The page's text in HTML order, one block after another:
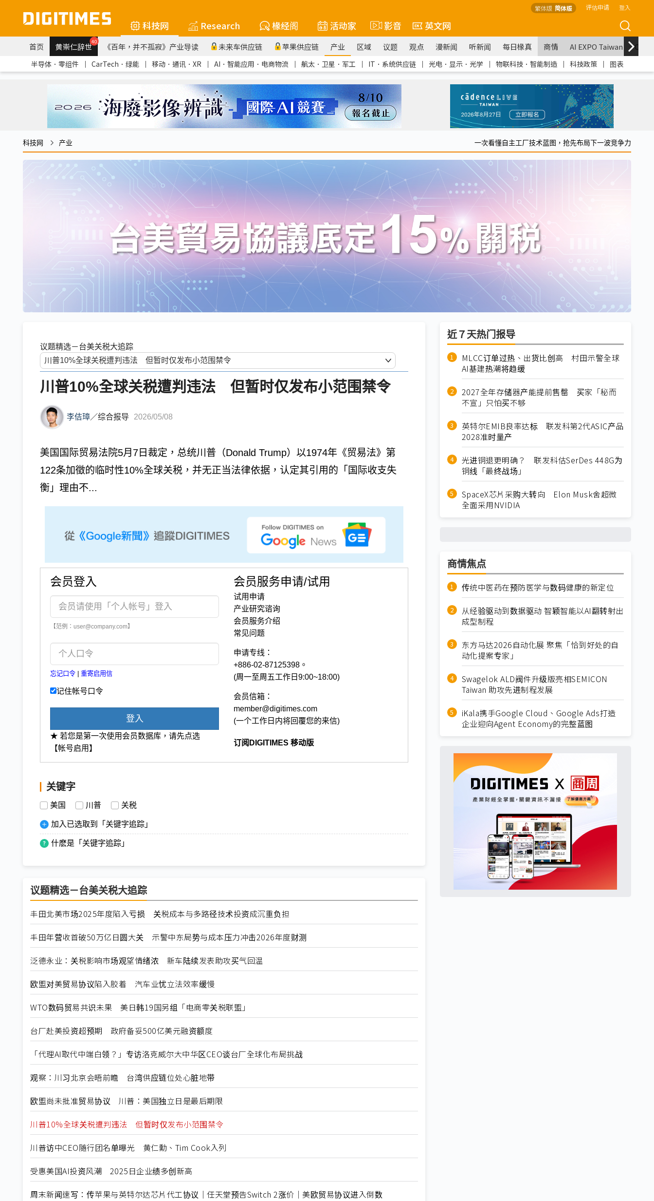
繁体版 简体版 评估申请 登入
科技网 Research 椽经阁 活动家 影音 英文网
首页 黄崇仁辞世40 《百年，并不孤寂》产业导读 未来车供应链 苹果供应链 产业 区域 议题 观点 漫新闻 听新闻 每日椽真 商情 AI EXPO Taiwan
半导体．零组件 ｜ CarTech．绿能 ｜ 移动．通讯．XR ｜ AI．智能应用．电商物流 ｜ 航太．卫星．军工 ｜ IT．系统供应链 ｜ 光电．显示．光学 ｜ 物联科技．智能制造 ｜ 科技政策 ｜ 图表
科技网 产业 一次看懂自主工厂技术蓝图，抢先布局下一波竞争力
议题精选－台美关税大追踪
川普10%全球关税遭判违法 但暂时仅发布小范围禁令
李佶璋／综合报导 2026/05/08
美国国际贸易法院5月7日裁定，总统川普（Donald Trump）以1974年《贸易法》第
122条加徵的临时性10%全球关税，并无正当法律依据，认定其引用的「国际收支失
衡」理由不...
会员登入
【范例：user@company.com】
忘记口令 重寄启用信
记住帐号口令
登入
★ 若您是第一次使用会员数据库，请先点选
【帐号启用】
会员服务申请/试用
试用申请
产业研究谘询
会员服务介绍
常见问题
申请专线：
+886-02-87125398。
(周一至周五工作日9:00~18:00)
会员信箱：
member@digitimes.com
(一个工作日内将回覆您的来信)
订阅DIGITIMES 移动版
关键字
美国 川普 关税
加入已选取到「关键字追踪」
什麽是「关键字追踪」
议题精选－台美关税大追踪
丰田北美市场2025年度陷入亏损 关税成本与多路径技术投资成沉重负担
丰田年营收首破50万亿日圆大关 示警中东局势与成本压力冲击2026年度财测
泛德永业：关税影响市场观望情绪浓 新车陆续发表助攻买气回温
欧盟对美贸易协议陷入胶着 汽车业忧立法效率缓慢
WTO数码贸易共识未果 美日韩19国另组「电商零关税联盟」
台厂赴美投资超预期 政府备妥500亿美元融资额度
「代理AI取代中端白领？」专访洛克威尔大中华区CEO谈台厂全球化布局挑战
观察：川习北京会晤前瞻 台湾供应链位处心脏地带
欧盟尚未批准贸易协议 川普：美国独立日是最后期限
川普10%全球关税遭判违法 但暂时仅发布小范围禁令
川普访中CEO随行团名单曝光 黄仁勳、Tim Cook入列
受惠美国AI投资风潮 2025日企业绩多创新高
周末新闻速写：传苹果与英特尔达芯片代工协议｜任天堂预告Switch 2涨价｜美欧贸易协议进入倒数
近７天热门报导
MLCC订单过热、出货比创高 村田示警全球
AI基建热潮将趋缓
2027全年存储器产能提前售罄 买家「秘而
不宣」只怕买不够
英特尔EMIB良率达标 联发科第2代ASIC产品
2028准时量产
光进铜退更明确？ 联发科估SerDes 448G为
铜线「最终战场」
SpaceX芯片采购大转向 Elon Musk舍超微
全面采用NVIDIA
商情焦点
传统中医药在预防医学与数码健康的新定位
从经验驱动到数据驱动 智颖智能以AI翻转射出
成型制程
东方马达2026自动化展 聚焦「恰到好处的自
动化提案专家」
Swagelok ALD阀件升级版亮相SEMICON
Taiwan 助攻先进制程发展
iKala携手Google Cloud、Google Ads打造
企业迎向Agent Economy的完整蓝图